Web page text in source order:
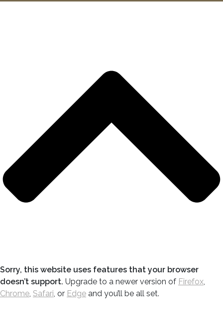
Sorry, this website uses features that your browser
doesn’t support. Upgrade to a newer version of Firefox,
Chrome, Safari, or Edge and you’ll be all set.